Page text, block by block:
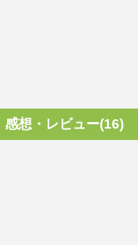
感想・レビュー(16)